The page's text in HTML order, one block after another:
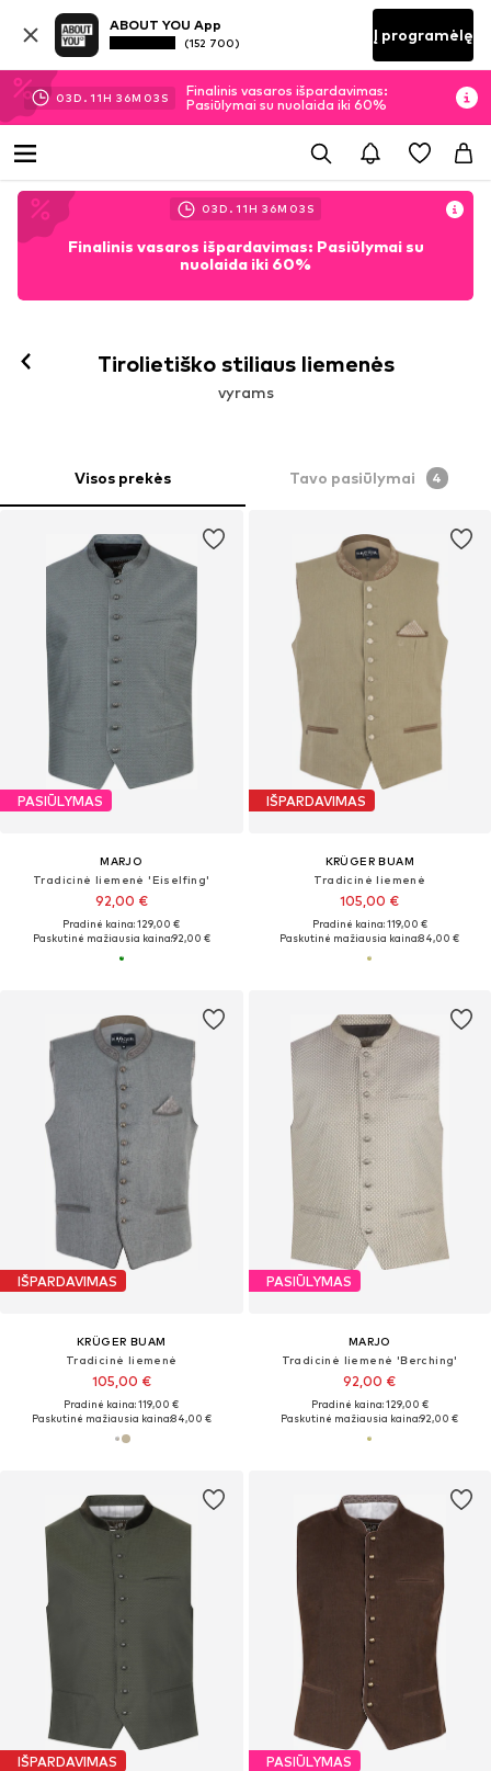
ABOUT YOU App
(152 700) Į programėlę
03D. 11H 36M 02 S
Finalinis vasaros išpardavimas:
Pasiūlymai su nuolaida iki 60%
03D. 11H 36M 02 S
Finalinis vasaros išpardavimas: Pasiūlymai su
nuolaida iki 60%
Tirolietiško stiliaus liemenės
vyrams
Visos prekės Tavo pasiūlymai 4
PASIŪLYMAS
MARJO
Tradicinė liemenė 'Eiselfing'
92,00 €
Pradinė kaina: 129,00 €
Paskutinė mažiausia kaina:92,00 €
IŠPARDAVIMAS
KRÜGER BUAM
Tradicinė liemenė
105,00 €
Pradinė kaina: 119,00 €
Paskutinė mažiausia kaina:84,00 €
IŠPARDAVIMAS
KRÜGER BUAM
Tradicinė liemenė
105,00 €
Pradinė kaina: 119,00 €
Paskutinė mažiausia kaina:84,00 €
PASIŪLYMAS
MARJO
Tradicinė liemenė 'Berching'
92,00 €
Pradinė kaina: 129,00 €
Paskutinė mažiausia kaina:92,00 €
IŠPARDAVIMAS PASIŪLYMAS